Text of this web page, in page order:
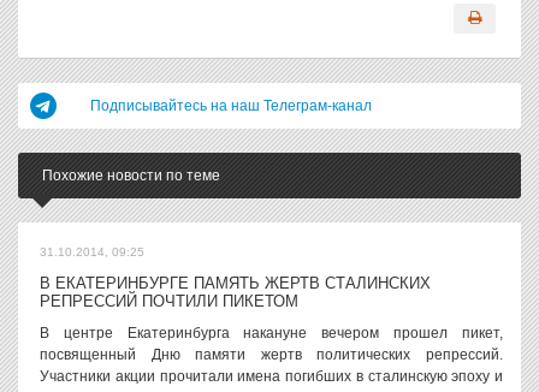
Подписывайтесь на наш Телеграм-канал
Похожие новости по теме
31.10.2014, 09:25
В ЕКАТЕРИНБУРГЕ ПАМЯТЬ ЖЕРТВ СТАЛИНСКИХ
РЕПРЕССИЙ ПОЧТИЛИ ПИКЕТОМ
В центре Екатеринбурга накануне вечером прошел пикет,
посвященный Дню памяти жертв политических репрессий.
Участники акции прочитали имена погибших в сталинскую эпоху и